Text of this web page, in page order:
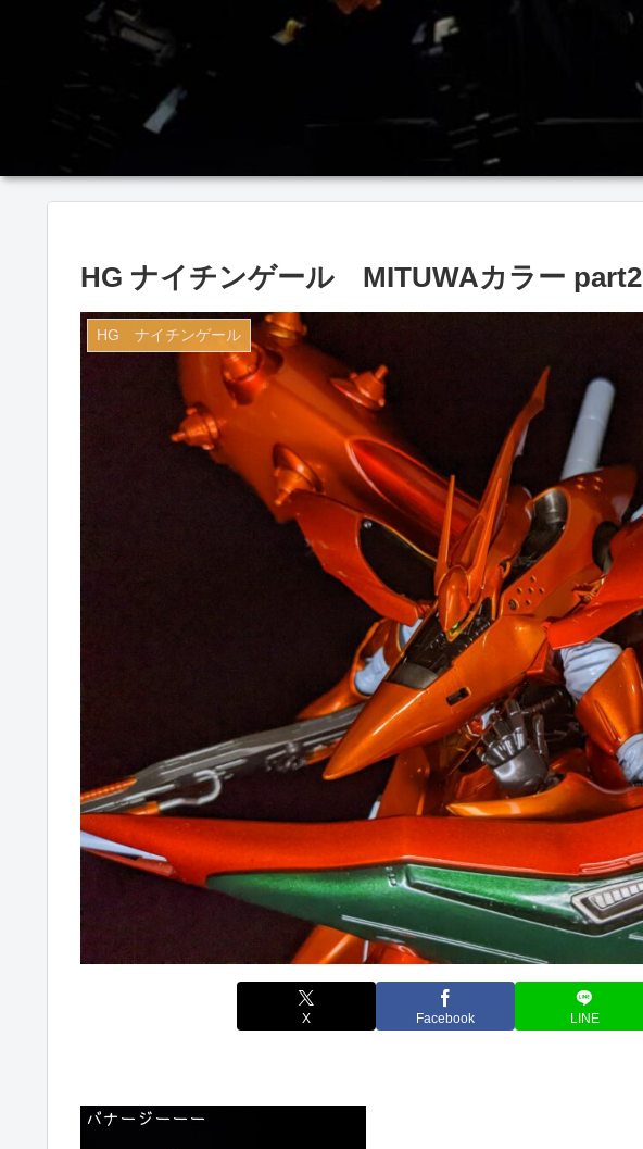
HG ナイチンゲール MITUWAカラー part2
HG ナイチンゲール
X Facebook LINE